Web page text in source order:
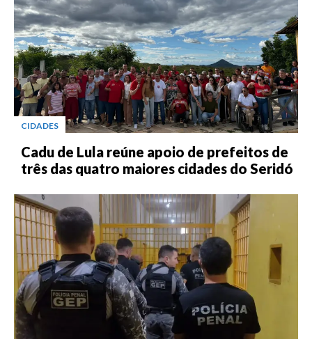
CIDADES
Cadu de Lula reúne apoio de prefeitos de
três das quatro maiores cidades do Seridó